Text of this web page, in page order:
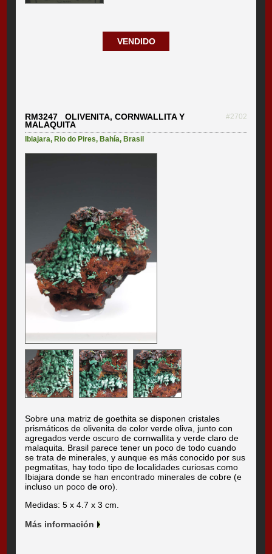
VENDIDO
RM3247 OLIVENITA, CORNWALLITA Y
MALAQUITA
#2702
Ibiajara,Rio do Pires,Bahía,Brasil
Sobre una matriz de goethita se disponen cristales
prismáticos de olivenita de color verde oliva, junto con
agregados verde oscuro de cornwallita y verde claro de
malaquita. Brasil parece tener un poco de todo cuando
se trata de minerales, y aunque es más conocido por sus
pegmatitas, hay todo tipo de localidades curiosas como
Ibiajara donde se han encontrado minerales de cobre (e
incluso un poco de oro).
Medidas: 5 x 4.7 x 3 cm.
Más información